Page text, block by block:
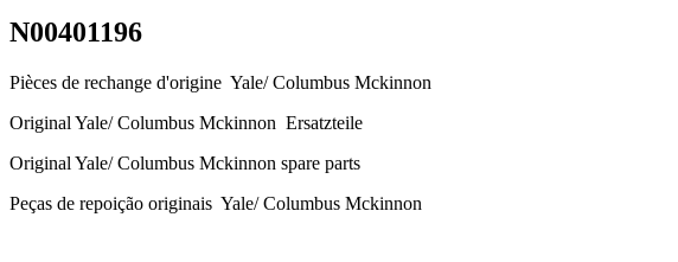
N00401196
Pièces de rechange d'origine Yale/ Columbus Mckinnon
Original Yale/ Columbus Mckinnon Ersatzteile
Original Yale/ Columbus Mckinnon spare parts
Peças de repoição originais Yale/ Columbus Mckinnon